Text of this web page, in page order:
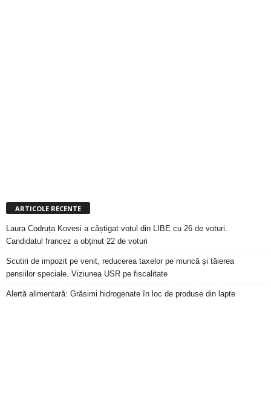
ARTICOLE RECENTE
Laura Codruța Kovesi a câștigat votul din LIBE cu 26 de voturi.
Candidatul francez a obținut 22 de voturi
Scutiri de impozit pe venit, reducerea taxelor pe muncă și tăierea
pensiilor speciale. Viziunea USR pe fiscalitate
Alertă alimentară: Grăsimi hidrogenate în loc de produse din lapte